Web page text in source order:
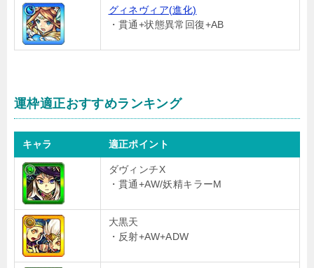
グィネヴィア(進化)
・貫通+状態異常回復+AB
運枠適正おすすめランキング
キャラ 適正ポイント
ダヴィンチX
・貫通+AW/妖精キラーM
大黒天
・反射+AW+ADW